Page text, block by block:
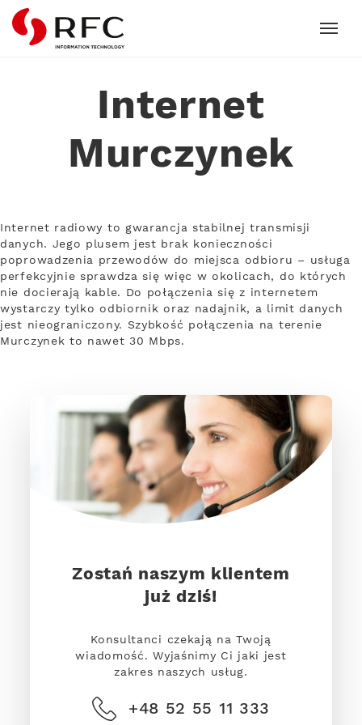
RFC
Internet
Murczynek
Internet radiowy to gwarancja stabilnej transmisji
danych. Jego plusem jest brak konieczności
poprowadzenia przewodów do miejsca odbioru – usługa
perfekcyjnie sprawdza się więc w okolicach, do których
nie docierają kable. Do połączenia się z internetem
wystarczy tylko odbiornik oraz nadajnik, a limit danych
jest nieograniczony. Szybkość połączenia na terenie
Murczynek to nawet 30 Mbps.
Zostań naszym klientem
już dziś!
Konsultanci czekają na Twoją
wiadomość. Wyjaśnimy Ci jaki jest
zakres naszych usług.
+48 52 55 11 333